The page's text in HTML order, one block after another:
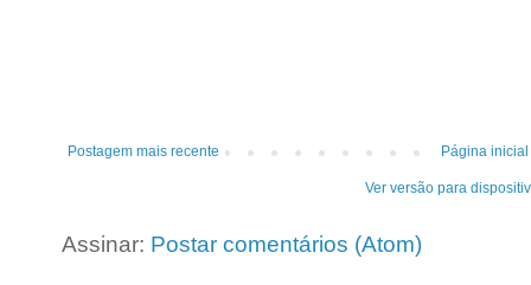
Postagem mais recente Página inicial
Ver versão para
Assinar: Postar comentários (Atom)